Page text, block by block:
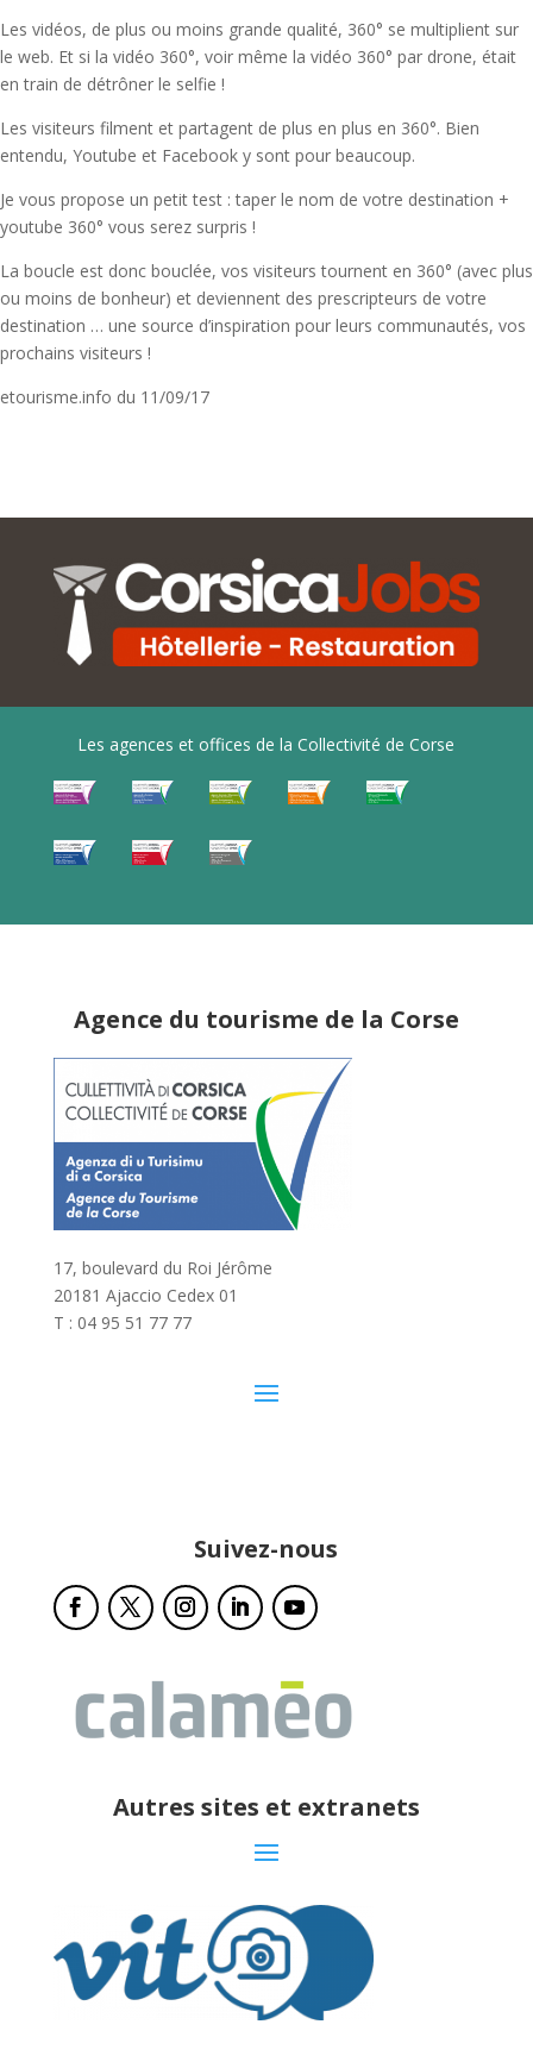
Les vidéos, de plus ou moins grande qualité, 360° se multiplient sur
le web. Et si la vidéo 360°, voir même la vidéo 360° par drone, était
en train de détrôner le selfie !
Les visiteurs filment et partagent de plus en plus en 360°. Bien
entendu, Youtube et Facebook y sont pour beaucoup.
Je vous propose un petit test : taper le nom de votre destination +
youtube 360° vous serez surpris !
La boucle est donc bouclée, vos visiteurs tournent en 360° (avec plus
ou moins de bonheur) et deviennent des prescripteurs de votre
destination … une source d’inspiration pour leurs communautés, vos
prochains visiteurs !
etourisme.info du 11/09/17
Les agences et offices de la Collectivité de Corse
Agence du tourisme de la Corse
17, boulevard du Roi Jérôme
20181 Ajaccio Cedex 01
T : 04 95 51 77 77
Suivez-nous
Autres sites et extranets